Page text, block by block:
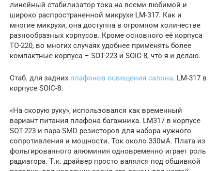
линейный стабилизатор тока на всеми любимой и
широко распространенной микрухе LM-317. Как и
многие микрухи, она доступна в огромном количестве
разнообразных корпусов. Кроме основного её корпуса
TO-220, во многих случаях удобнее применять более
компактные корпуса – SOT-223 и SOIC-8, что я и делаю.
Стаб. для задних плафонов освещения салона. LM-317 в
корпусе SOIC-8.
«На скорую руку», использовался как временный
вариант питания плафона багажника. LM317 в корпусе
SOT-223 и пара SMD резисторов для набора нужного
сопротивления и мощности. Ток около 330мА. Плата из
фольгированного алюминия одновременно играет роль
радиатора. Т.к. драйвер просто валялся под обшивкой